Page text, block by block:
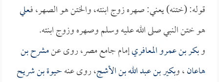
قوله: (ختنه) يعني: صهره زوج ابنته، والختن هو الصهر، فـعلي
هو ختن النبي صلى الله عليه وسلم وصهره وزوج ابنته.
وبكر بن عمرو المعافريإمام جامع مصر، روى عنمشرح بن
هاعان، وبكير بن عبد الله بن الأشج، روى عنهحيوة بن شريح